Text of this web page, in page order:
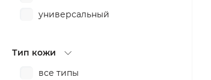
против пигментных пятен
разглаживание
сужение пор
тонизирование
универсальный
Тип кожи
все типы